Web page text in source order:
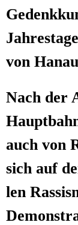
von
Nach der
auch von
sich auf
len